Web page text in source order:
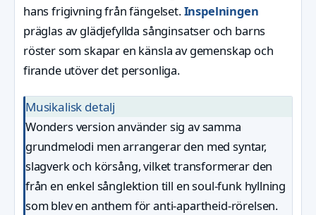
hans frigivning från fängelset.Inspelningen
präglas av glädjefyllda sånginsatser och barns
röster som skapar en känsla av gemenskap och
firande utöver det personliga.
Musikalisk detalj
Wonders version använder sig av samma
grundmelodi men arrangerar den med syntar,
slagverk och körsång, vilket transformerar den
från en enkel sånglektion till en soul-funk hyllning
som blev en anthem för anti-apartheid-rörelsen.